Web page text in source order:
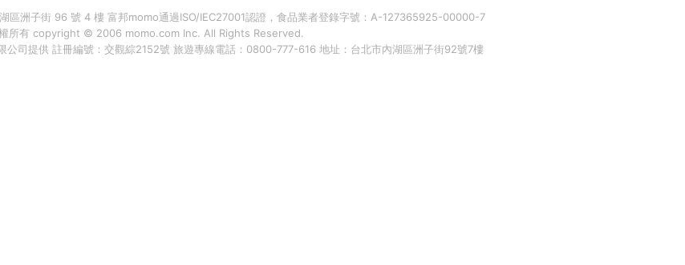
區洲子街 96 號 4 樓 富邦momo通過ISO/IEC27001認證，食品業者登錄字號：A-127365925-00000-7
所有 copyright © 2006 momo.com Inc. All Rights Reserved.
公司提供 註冊編號：交觀綜2152號 旅遊專線電話：0800-777-616 地址：台北市內湖區洲子街92號7樓